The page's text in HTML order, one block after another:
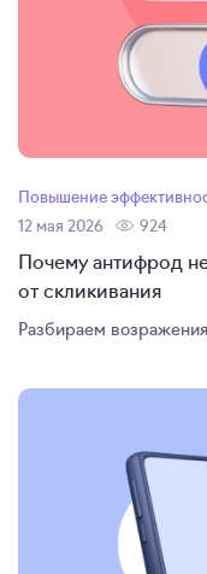
Повышение
12 мая 2026
924
Почему антифрод
от скликивания
Разбираем